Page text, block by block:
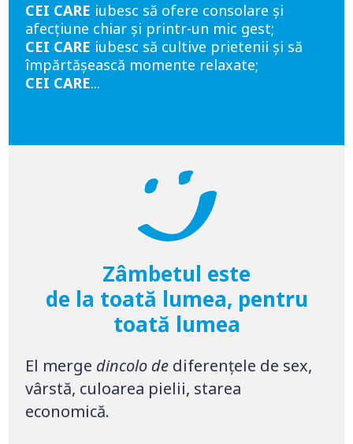
CEI CARE iubesc să ofere consolare și
afecțiune chiar și printr-un mic gest;
CEI CARE iubesc să cultive prietenii și să
împărtășească momente relaxate;
CEI CARE...
Zâmbetul este
de la toată lumea, pentru
toată lumea
El merge dincolo de diferențele de sex,
vârstă, culoarea pielii, starea
economică.